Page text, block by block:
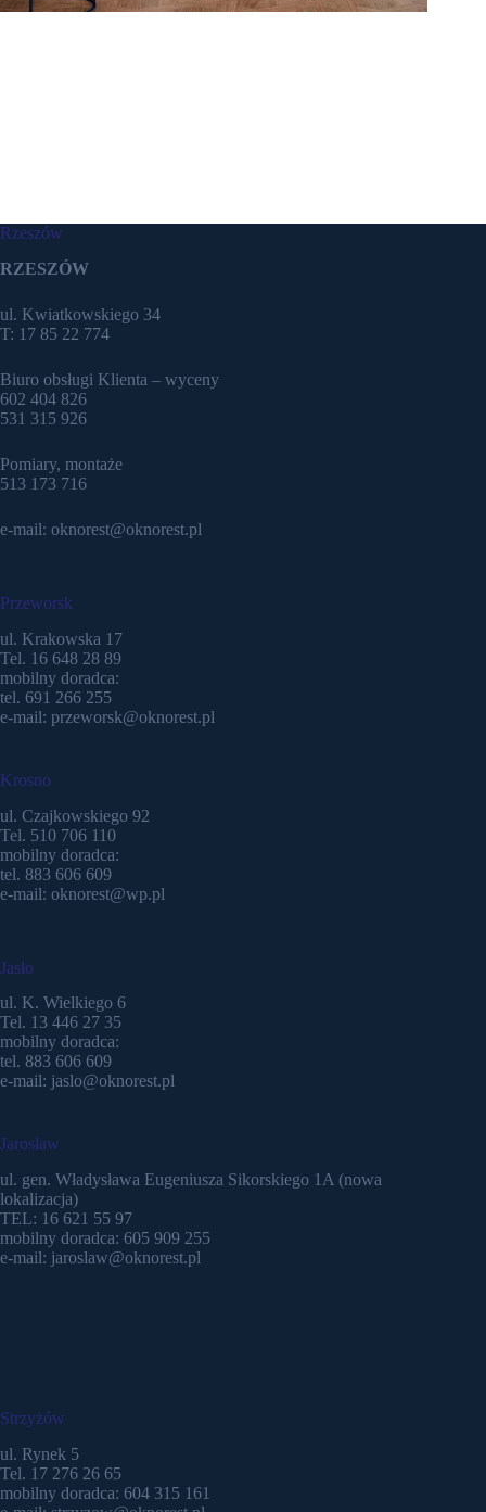
Rzeszów
RZESZÓW
ul. Kwiatkowskiego 34
T: 17 85 22 774
Biuro obsługi Klienta – wyceny
602 404 826
531 315 926
Pomiary, montaże
513 173 716
e-mail: oknorest@oknorest.pl
Przeworsk
ul. Krakowska 17
Tel. 16 648 28 89
mobilny doradca:
tel. 691 266 255
e-mail: przeworsk@oknorest.pl
Krosno
ul. Czajkowskiego 92
Tel. 510 706 110
mobilny doradca:
tel. 883 606 609
e-mail: oknorest@wp.pl
Jasło
ul. K. Wielkiego 6
Tel. 13 446 27 35
mobilny doradca:
tel. 883 606 609
e-mail: jaslo@oknorest.pl
Jarosław
ul. gen. Władysława Eugeniusza Sikorskiego 1A (nowa
lokalizacja)
TEL: 16 621 55 97
mobilny doradca: 605 909 255
e-mail: jaroslaw@oknorest.pl
Strzyżów
ul. Rynek 5
Tel. 17 276 26 65
mobilny doradca: 604 315 161